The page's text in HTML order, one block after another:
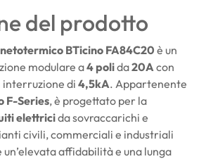
del prodotto
BTicino FA84C20 è un
modulare a4 polida20A con
interruzione di 4,5kA. Appartenente
F-Series, è progettato per la
elettricida sovraccarichi e
civili, commerciali e industriali
affidabilità e una lunga